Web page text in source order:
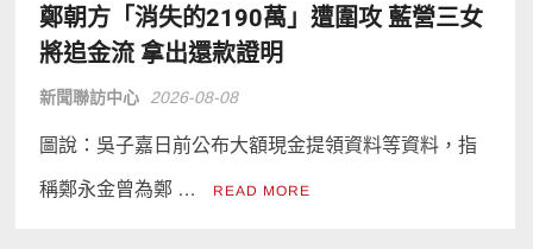
鄭朝方「消失的2190萬」遭圍攻 藍營三女
將追金流 拿出還款證明
新聞聯訪中心 2026-08-08
圖說：吳子嘉日前公布大額現金提領資料等資料，指
稱鄭永金曾為鄭 … READ MORE